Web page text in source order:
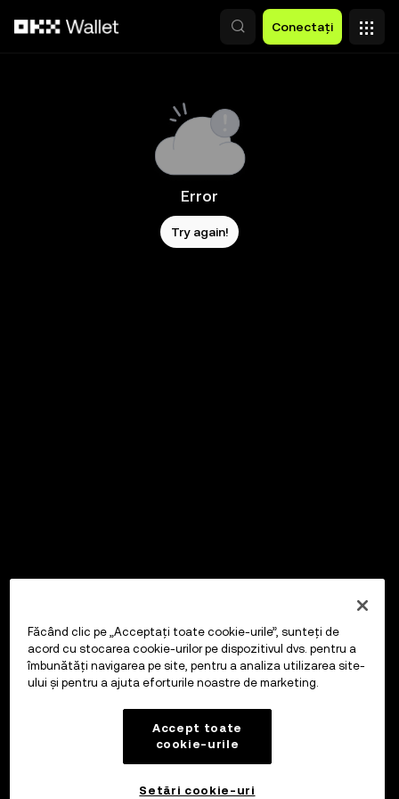
Conectați
Error
Try again!
Făcând clic pe „Acceptați toate cookie-urile”, sunteți de
acord cu stocarea cookie-urilor pe dispozitivul dvs. pentru a
îmbunătăți navigarea pe site, pentru a analiza utilizarea site-
ului și pentru a ajuta eforturile noastre de marketing.
Accept toate
cookie-urile
Setări cookie-uri